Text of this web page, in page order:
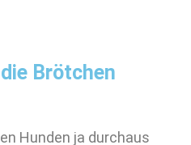
Brötchen
Hunden ja durchaus